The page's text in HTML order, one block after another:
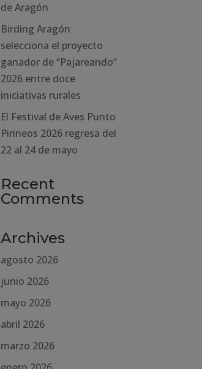
de Aragón
Birding Aragón
selecciona el proyecto
ganador de “Pajareando”
2026 entre doce
iniciativas rurales
El Festival de Aves Punto
Pirineos 2026 regresa del
22 al 24 de mayo
Recent
Comments
Archives
agosto 2026
junio 2026
mayo 2026
abril 2026
marzo 2026